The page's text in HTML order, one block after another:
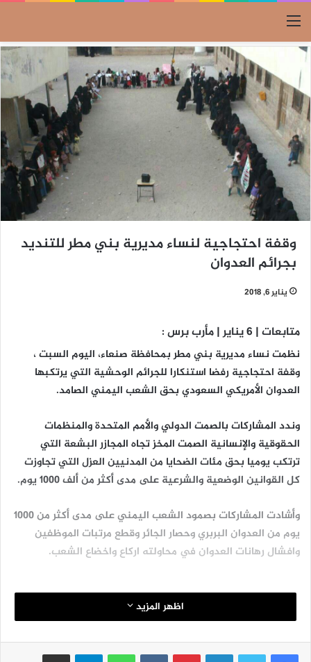
القائمة
وقفة احتجاجية لنساء مديرية بني مطر للتنديد
بجرائم العدوان
يناير 6, 2018
متابعات | 6 يناير | مأرب برس :
نظمت نساء مديرية بني مطر بمحافظة صنعاء، اليوم السبت ،
وقفة احتجاجية رفضا استنكارا للجرائم الوحشية التي يرتكبها
العدوان الأمريكي السعودي بحق الشعب اليمني الصامد.
وندد المشاركات بالصمت الدولي والأمم المتحدة والمنظمات
الحقوقية والإنسانية الصمت المخز تجاه المجازر البشعة التي
ترتكب يوميا بحق مئات الضحايا من المدنيين العزل التي تجاوزت
كل القوانين الوضعية والشرعية على مدى أكثر من ألف 1000 يوم.
وأشادت المشاركات بصمود الشعب اليمني على مدى أكثر من 1000
يوم من العدوان البربري وحصار الجائر وقطع مرتبات الموظفين
وافشال رهانات العدوان في محاولته اركاع واخضاع الشعب.
اظهر المزيد
لينكدإنبينتيريست واتساب تيلقرام مشاركة عبر البريد